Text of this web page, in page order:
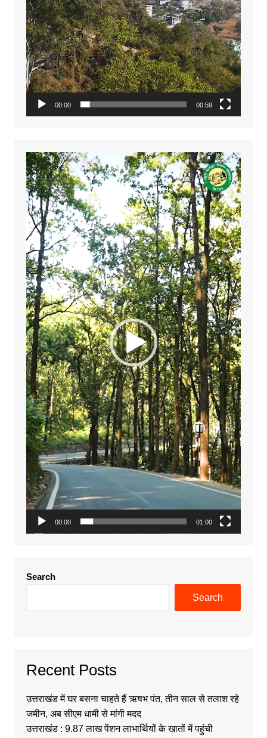
00:00 00:59
Video
Player
00:00 01:00
Search
Search
Recent Posts
उत्तराखंड में घर बसना चाहते हैं ऋषभ पंत, तीन साल से तलाश रहे
जमीन, अब सीएम धामी से मांगी मदद
उत्तराखंड : 9.87 लाख पेंशन लाभार्थियों के खातों में पहुंची